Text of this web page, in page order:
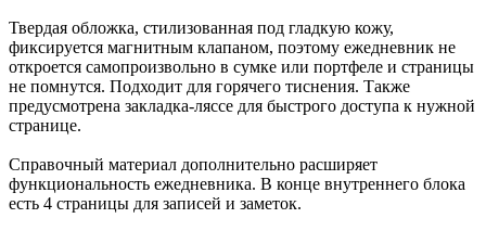
Твердая обложка, стилизованная под гладкую кожу,
фиксируется магнитным клапаном, поэтому ежедневник не
откроется самопроизвольно в сумке или портфеле и страницы
не помнутся. Подходит для горячего тиснения. Также
предусмотрена закладка-ляссе для быстрого доступа к нужной
странице.
Справочный материал дополнительно расширяет
функциональность ежедневника. В конце внутреннего блока
есть 4 страницы для записей и заметок.